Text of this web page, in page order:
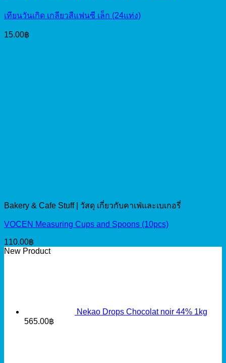
เทียนวันเกิด เกลียวสีแฟนซี เล็ก (24แท่ง)
15.00฿
Bakery & Cafe Stuff | วัสดุ เกี่ยวกับคาเฟ่และเบเกอรี่
VOCEN Measuring Cups and Spoons (10pcs)
110.00฿
New Product
Nekao Drops Chocolat noir 44% 1kg
565.00฿